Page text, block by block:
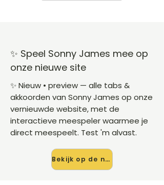
✨ Speel Sonny James mee op
onze nieuwe site
✨ Nieuw • preview — alle tabs &
akkoorden van Sonny James op onze
vernieuwde website, met de
interactieve meespeler waarmee je
direct meespeelt. Test 'm alvast.
Bekijk op de nieuwe site →